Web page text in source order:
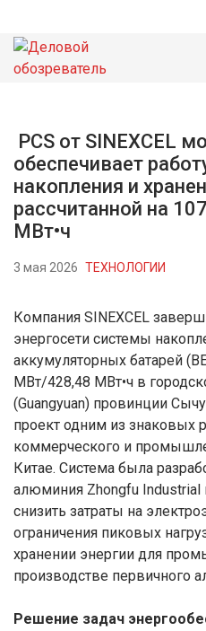
НОВОСТИ
PCS от SINEXCEL
обеспечивает
накопления и
рассчитанной на
МВт•ч
3 мая 2026 ТЕХНОЛОГИИ
Компания SINEXCEL
энергосети системы
аккумуляторных батарей
МВт/428,48 МВт•ч в
(Guangyuan) провинции
проект одним из знаковых
коммерческого и
Китае. Система была
алюминия Zhongfu Industrial
снизить затраты на
ограничения пиковых
хранении энергии для
производстве первичного
Решение задач